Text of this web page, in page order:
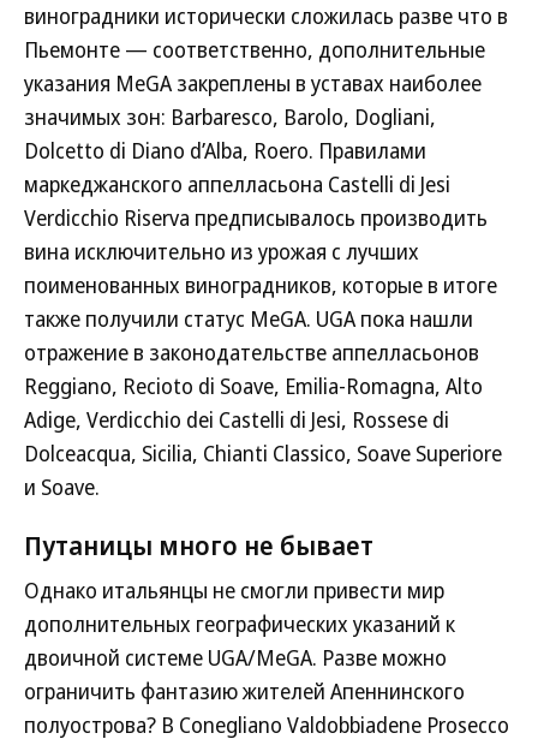
виноградники исторически сложилась разве что в
Пьемонте — соответственно, дополнительные
указания MeGA закреплены в уставах наиболее
значимых зон: Barbaresco, Barolo, Dogliani,
Dolcetto di Diano d’Alba, Roero. Правилами
маркеджанского аппелласьона Castelli di Jesi
Verdicchio Riserva предписывалось производить
вина исключительно из урожая с лучших
поименованных виноградников, которые в итоге
также получили статус MeGA. UGA пока нашли
отражение в законодательстве аппелласьонов
Reggiano, Recioto di Soave, Emilia-Romagna, Alto
Adige, Verdicchio dei Castelli di Jesi, Rossese di
Dolceacqua, Sicilia, Chianti Classico, Soave Superiore
и Soave.
Путаницы много не бывает
Однако итальянцы не смогли привести мир
дополнительных географических указаний к
двоичной системе UGA/MeGA. Разве можно
ограничить фантазию жителей Апеннинского
полуострова? В Conegliano Valdobbiadene Prosecco